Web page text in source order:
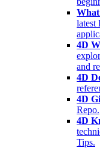
latest
4D
and
4D
4D
Repo.
4D
Tips.